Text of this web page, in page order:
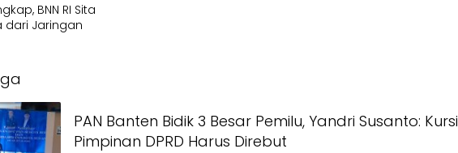
BNN RI Sita
dari Jaringan
PAN Banten Bidik 3 Besar Pemilu, Yandri Susanto: Kursi
Pimpinan DPRD Harus Direbut